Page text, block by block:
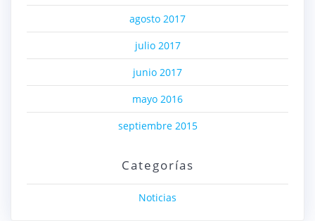
agosto 2017
julio 2017
junio 2017
mayo 2016
septiembre 2015
Categorías
Noticias